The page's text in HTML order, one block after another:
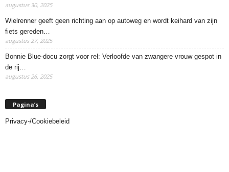
augustus 30, 2025
Wielrenner geeft geen richting aan op autoweg en wordt keihard van zijn
fiets gereden…
augustus 27, 2025
Bonnie Blue-docu zorgt voor rel: Verloofde van zwangere vrouw gespot in
de rij…
augustus 26, 2025
Pagina’s
Privacy-/Cookiebeleid